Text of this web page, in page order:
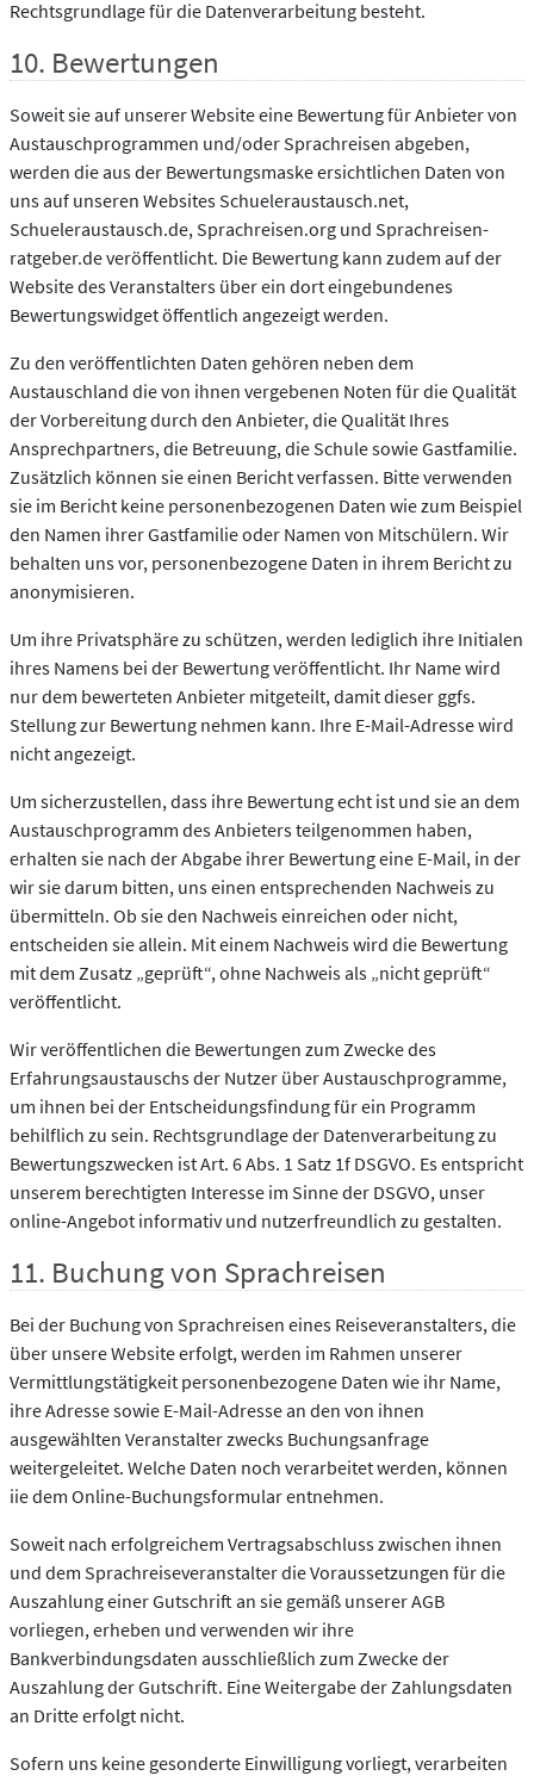
Rechtsgrundlage für die Datenverarbeitung besteht.
10. Bewertungen
Soweit sie auf unserer Website eine Bewertung für Anbieter von
Austauschprogrammen und/oder Sprachreisen abgeben,
werden die aus der Bewertungsmaske ersichtlichen Daten von
uns auf unseren Websites Schueleraustausch.net,
Schueleraustausch.de, Sprachreisen.org und Sprachreisen-
ratgeber.de veröffentlicht. Die Bewertung kann zudem auf der
Website des Veranstalters über ein dort eingebundenes
Bewertungswidget öffentlich angezeigt werden.
Zu den veröffentlichten Daten gehören neben dem
Austauschland die von ihnen vergebenen Noten für die Qualität
der Vorbereitung durch den Anbieter, die Qualität Ihres
Ansprechpartners, die Betreuung, die Schule sowie Gastfamilie.
Zusätzlich können sie einen Bericht verfassen. Bitte verwenden
sie im Bericht keine personenbezogenen Daten wie zum Beispiel
den Namen ihrer Gastfamilie oder Namen von Mitschülern. Wir
behalten uns vor, personenbezogene Daten in ihrem Bericht zu
anonymisieren.
Um ihre Privatsphäre zu schützen, werden lediglich ihre Initialen
ihres Namens bei der Bewertung veröffentlicht. Ihr Name wird
nur dem bewerteten Anbieter mitgeteilt, damit dieser ggfs.
Stellung zur Bewertung nehmen kann. Ihre E-Mail-Adresse wird
nicht angezeigt.
Um sicherzustellen, dass ihre Bewertung echt ist und sie an dem
Austauschprogramm des Anbieters teilgenommen haben,
erhalten sie nach der Abgabe ihrer Bewertung eine E-Mail, in der
wir sie darum bitten, uns einen entsprechenden Nachweis zu
übermitteln. Ob sie den Nachweis einreichen oder nicht,
entscheiden sie allein. Mit einem Nachweis wird die Bewertung
mit dem Zusatz „geprüft“, ohne Nachweis als „nicht geprüft“
veröffentlicht.
Wir veröffentlichen die Bewertungen zum Zwecke des
Erfahrungsaustauschs der Nutzer über Austauschprogramme,
um ihnen bei der Entscheidungsfindung für ein Programm
behilflich zu sein. Rechtsgrundlage der Datenverarbeitung zu
Bewertungszwecken ist Art. 6 Abs. 1 Satz 1f DSGVO. Es entspricht
unserem berechtigten Interesse im Sinne der DSGVO, unser
online-Angebot informativ und nutzerfreundlich zu gestalten.
11. Buchung von Sprachreisen
Bei der Buchung von Sprachreisen eines Reiseveranstalters, die
über unsere Website erfolgt, werden im Rahmen unserer
Vermittlungstätigkeit personenbezogene Daten wie ihr Name,
ihre Adresse sowie E-Mail-Adresse an den von ihnen
ausgewählten Veranstalter zwecks Buchungsanfrage
weitergeleitet. Welche Daten noch verarbeitet werden, können
iie dem Online-Buchungsformular entnehmen.
Soweit nach erfolgreichem Vertragsabschluss zwischen ihnen
und dem Sprachreiseveranstalter die Voraussetzungen für die
Auszahlung einer Gutschrift an sie gemäß unserer AGB
vorliegen, erheben und verwenden wir ihre
Bankverbindungsdaten ausschließlich zum Zwecke der
Auszahlung der Gutschrift. Eine Weitergabe der Zahlungsdaten
an Dritte erfolgt nicht.
Sofern uns keine gesonderte Einwilligung vorliegt, verarbeiten